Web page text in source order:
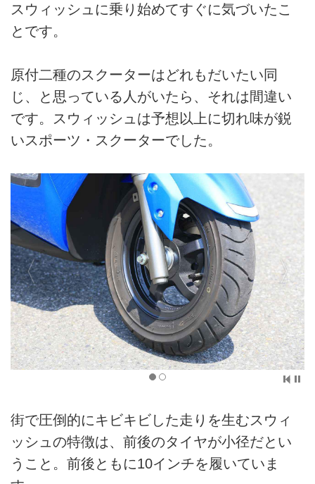
スウィッシュに乗り始めてすぐに気づいたこ
とです。
原付二種のスクーターはどれもだいたい同
じ、と思っている人がいたら、それは間違い
です。スウィッシュは予想以上に切れ味が鋭
いスポーツ・スクーターでした。
街で圧倒的にキビキビした走りを生むスウィ
ッシュの特徴は、前後のタイヤが小径だとい
うこと。前後ともに10インチを履いていま